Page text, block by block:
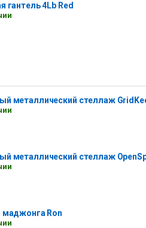
гантель 4Lb Red
металлический стеллаж
металлический стеллаж
маджонга Ron